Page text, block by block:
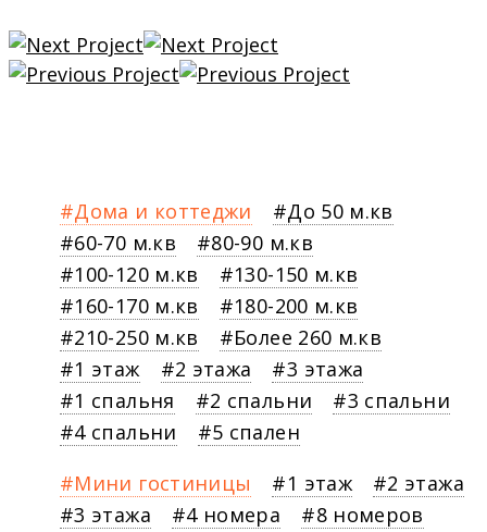
Дома и коттеджи
До 50 м.кв
60-70 м.кв
80-90 м.кв
100-120 м.кв
130-150 м.кв
160-170 м.кв
180-200 м.кв
210-250 м.кв
Более 260 м.кв
1 этаж
2 этажа
3 этажа
1 спальня
2 спальни
3 спальни
4 спальни
5 спален
Мини гостиницы
1 этаж
2 этажа
3 этажа
4 номера
8 номеров